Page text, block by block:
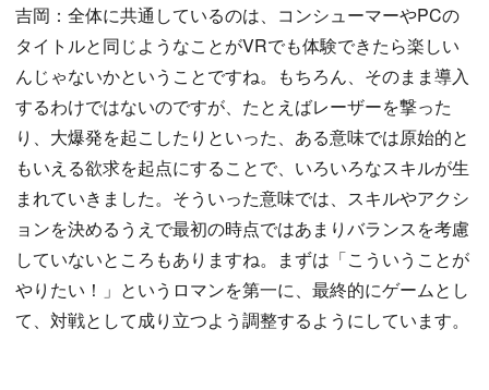
吉岡：全体に共通しているのは、コンシューマーやPCの
タイトルと同じようなことがVRでも体験できたら楽しい
んじゃないかということですね。もちろん、そのまま導入
するわけではないのですが、たとえばレーザーを撃った
り、大爆発を起こしたりといった、ある意味では原始的と
もいえる欲求を起点にすることで、いろいろなスキルが生
まれていきました。そういった意味では、スキルやアクシ
ョンを決めるうえで最初の時点ではあまりバランスを考慮
していないところもありますね。まずは「こういうことが
やりたい！」というロマンを第一に、最終的にゲームとし
て、対戦として成り立つよう調整するようにしています。